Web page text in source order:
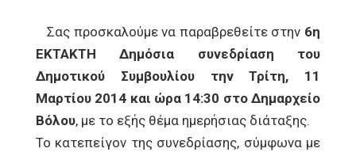
Σας προσκαλούμε να παραβρεθείτε στην 6η
ΕΚΤΑΚΤΗ Δημόσια συνεδρίαση του
Δημοτικού Συμβουλίου την Τρίτη, 11
Μαρτίου 2014 και ώρα 14:30 στο Δημαρχείο
Βόλου, με το εξής θέμα ημερήσιας διάταξης.
Το κατεπείγον της συνεδρίασης, σύμφωνα με